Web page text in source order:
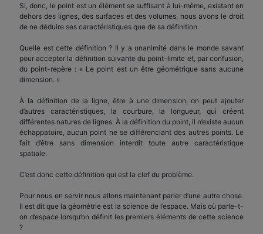
Si, donc, le point est un élément se suffisant à lui-même, existant en
dehors des lignes, des surfaces et des volumes, nous avons le droit
de ne déduire ses caractéristiques que de sa définition.
Quelle est cette définition ? Il y a unanimité dans le monde savant
pour accepter la définition suivante du point-limite et, par confusion,
du point-repère : « Le point est un être géométrique sans aucune
dimension. »
À la définition de la ligne, être à une dimension, on peut ajouter
d’autres caractéristiques, la courbure, la longueur, qui créent
différentes natures de lignes. À la définition du point, il n’existe aucun
échappatoire, aucun point ne se différenciant des autres points. Le
fait d’être sans dimension interdit toute autre caractéristique
spatiale.
C’est donc cette définition qui est la clef du problème.
Pour nous en servir nous allons maintenant parler d’une autre chose.
Il est dit que la géométrie est la science de l’espace. Mais où parle-t-
on d’espace lorsqu’on définit les premiers éléments de cette science
?